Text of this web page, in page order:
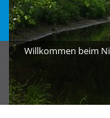
Willkommen beim